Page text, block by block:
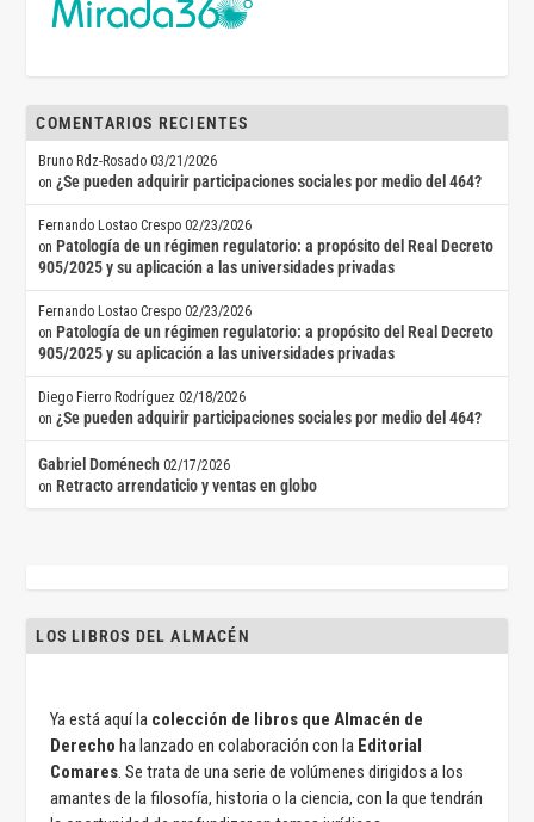
COMENTARIOS RECIENTES
Bruno Rdz-Rosado 03/21/2026
on¿Se pueden adquirir participaciones sociales por medio del 464?
Fernando Lostao Crespo 02/23/2026
on Patología de un régimen regulatorio: a propósito del Real Decreto
905/2025 y su aplicación a las universidades privadas
Fernando Lostao Crespo 02/23/2026
on Patología de un régimen regulatorio: a propósito del Real Decreto
905/2025 y su aplicación a las universidades privadas
Diego Fierro Rodríguez 02/18/2026
on¿Se pueden adquirir participaciones sociales por medio del 464?
Gabriel Doménech 02/17/2026
on Retracto arrendaticio y ventas en globo
LOS LIBROS DEL ALMACÉN
Ya está aquí la colección de libros que Almacén de
Derecho ha lanzado en colaboración con la Editorial
Comares. Se trata de una serie de volúmenes dirigidos a los
amantes de la filosofía, historia o la ciencia, con la que tendrán